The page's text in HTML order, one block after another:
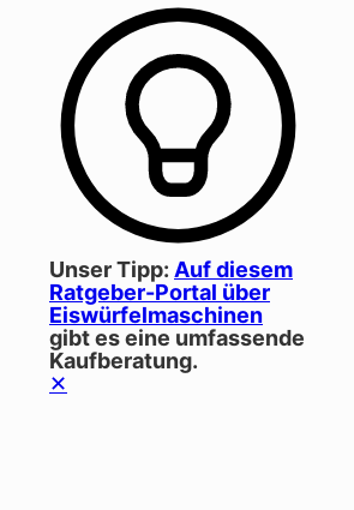
Unser Tipp: Auf diesem
Ratgeber-Portal über
Eiswürfelmaschinen
gibt es eine umfassende
Kaufberatung.
✕